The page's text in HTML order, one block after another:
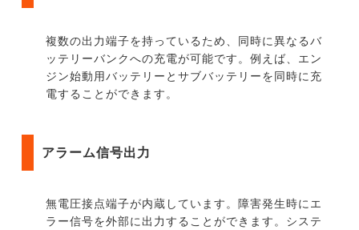
複数の出力端子を持っているため、同時に異なるバ
ッテリーバンクへの充電が可能です。例えば、エン
ジン始動用バッテリーとサブバッテリーを同時に充
電することができます。
アラーム信号出力
無電圧接点端子が内蔵しています。障害発生時にエ
ラー信号を外部に出力することができます。システ